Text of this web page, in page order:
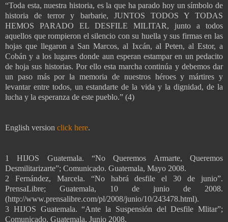
“Toda esta, nuestra historia, es la que ha parado hoy un símbolo de
historia de terror y barbarie, JUNTOS TODOS Y TODAS
HEMOS PARADO EL DESFILE MILITAR, junto a todos
aquellos que rompieron el silencio con su huella y sus firmas en las
hojas que llegaron a San Marcos, al Ixcán, al Peten, al Estor, a
Cobán y a los lugares donde aun esperan estampar en un pedacito
de hoja sus historias. Por ello esta marcha continúa y debemos dar
un paso más por la memoria de nuestros héroes y mártires y
levantar entre todos, un estandarte de la vida y la dignidad, de la
lucha y la esperanza de este pueblo.” (4)
English version click here.
1 HIJOS Guatemala. “No Queremos Armarte, Queremos
Desmilitarizarte”; Comunicado. Guatemala, Mayo 2008.
2 Fernández, Marcela. “No habrá desfile el 30 de junio”.
PrensaLibre; Guatemala, 10 de junio de 2008.
(http://www.prensalibre.com/pl/2008/junio/10/243478.html).
3 HIJOS Guatemala. “Ante la Suspensión del Desfile Mlitar”;
Comunicado. Guatemala, Junio 2008.